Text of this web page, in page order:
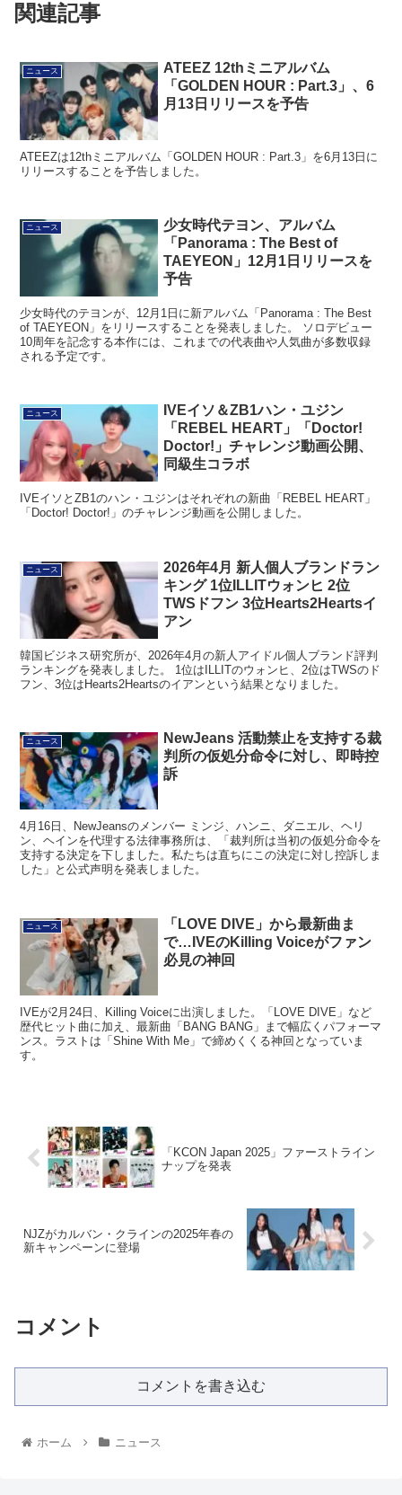
関連記事
ニュース
ATEEZ 12thミニアルバム
「GOLDEN HOUR : Part.3」、6
月13日リリースを予告
ATEEZは12thミニアルバム「GOLDEN HOUR : Part.3」を6月13日に
リリースすることを予告しました。
ニュース
少女時代テヨン、アルバム
「Panorama : The Best of
TAEYEON」12月1日リリースを
予告
少女時代のテヨンが、12月1日に新アルバム「Panorama : The Best
of TAEYEON」をリリースすることを発表しました。 ソロデビュー
10周年を記念する本作には、これまでの代表曲や人気曲が多数収録
される予定です。
ニュース
IVEイソ＆ZB1ハン・ユジン
「REBEL HEART」「Doctor!
Doctor!」チャレンジ動画公開、
同級生コラボ
IVEイソとZB1のハン・ユジンはそれぞれの新曲「REBEL HEART」
「Doctor! Doctor!」のチャレンジ動画を公開しました。
ニュース
2026年4月 新人個人ブランドラン
キング 1位ILLITウォンヒ 2位
TWSドフン 3位Hearts2Heartsイ
アン
韓国ビジネス研究所が、2026年4月の新人アイドル個人ブランド評判
ランキングを発表しました。 1位はILLITのウォンヒ、2位はTWSのド
フン、3位はHearts2Heartsのイアンという結果となりました。
ニュース
NewJeans 活動禁止を支持する裁
判所の仮処分命令に対し、即時控
訴
4月16日、NewJeansのメンバー ミンジ、ハンニ、ダニエル、ヘリ
ン、ヘインを代理する法律事務所は、「裁判所は当初の仮処分命令を
支持する決定を下しました。私たちは直ちにこの決定に対し控訴しま
した」と公式声明を発表しました。
ニュース
「LOVE DIVE」から最新曲ま
で…IVEのKilling Voiceがファン
必見の神回
IVEが2月24日、Killing Voiceに出演しました。「LOVE DIVE」など
歴代ヒット曲に加え、最新曲「BANG BANG」まで幅広くパフォーマ
ンス。ラストは「Shine With Me」で締めくくる神回となっていま
す。
「KCON Japan 2025」ファーストライン
ナップを発表
NJZがカルバン・クラインの2025年春の
新キャンペーンに登場
コメント
コメントを書き込む
ホーム ニュース